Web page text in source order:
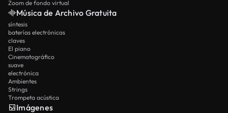
Zoom de fondo virtual
Música de Archivo Gratuita
síntesis
baterías electrónicas
claves
El piano
Cinematográfico
suave
electrónica
Ambientes
Strings
Trompeta acústica
Imágenes